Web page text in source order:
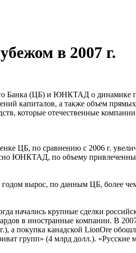
в 2007 г.
Банка (ЦБ) и ЮНКТАД о динамике
капиталов, а также объем
которые отечественные
ЦБ, по сравнению с 2006 г.
ЮНКТАД, по объему
вырос, по данным ЦБ, более
начались крупные сделки
в иностранные компании. В
а покупка канадской LionOre
групп» (4 млрд долл.). «Русские